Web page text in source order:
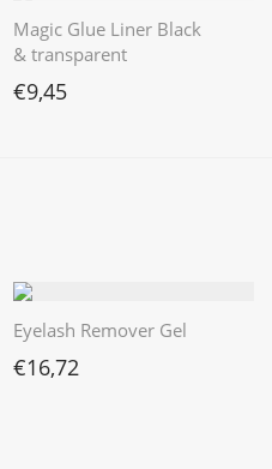
Magic Glue Liner Black
& transparent
€9,45
Eyelash Remover Gel
€16,72